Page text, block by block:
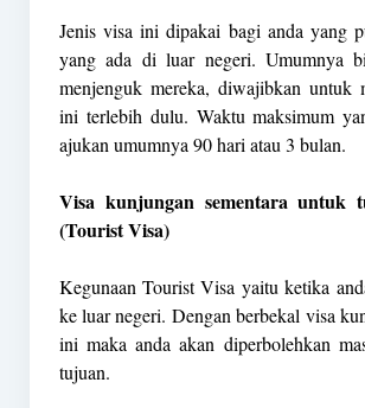
Jenis visa ini dipakai bagi anda yang
yang ada di luar negeri. Umumnya
menjenguk mereka, diwajibkan untuk
ini terlebih dulu. Waktu maksimum
ajukan umumnya 90 hari atau 3 bulan.
Visa kunjungan sementara untuk
(Tourist Visa)
Kegunaan Tourist Visa yaitu ketika
ke luar negeri. Dengan berbekal visa
ini maka anda akan diperbolehkan
tujuan.